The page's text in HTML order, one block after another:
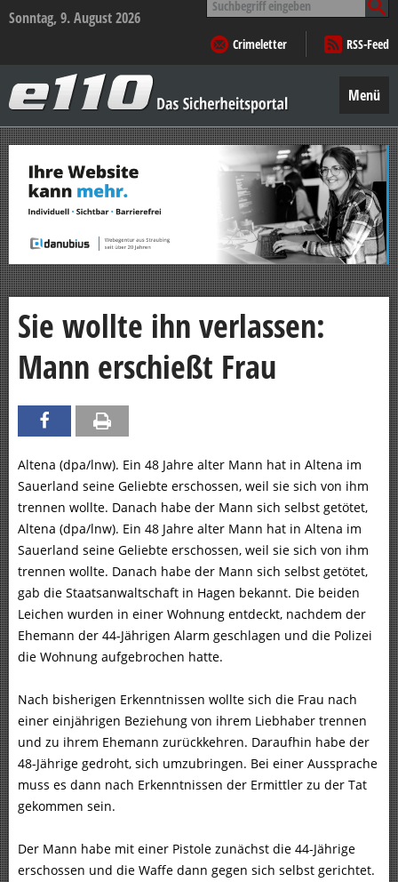
Sonntag, 9. August 2026
nach:
Crimeletter
RSS-Feed
–
Das
Sicherheitsportal
Menü
Zum
Inhalt
springen
Sie wollte ihn verlassen:
Mann erschießt Frau
Altena (dpa/lnw). Ein 48 Jahre alter Mann hat in Altena im
Sauerland seine Geliebte erschossen, weil sie sich von ihm
trennen wollte. Danach habe der Mann sich selbst getötet,
Altena (dpa/lnw). Ein 48 Jahre alter Mann hat in Altena im
Sauerland seine Geliebte erschossen, weil sie sich von ihm
trennen wollte. Danach habe der Mann sich selbst getötet,
gab die Staatsanwaltschaft in Hagen bekannt. Die beiden
Leichen wurden in einer Wohnung entdeckt, nachdem der
Ehemann der 44-Jährigen Alarm geschlagen und die Polizei
die Wohnung aufgebrochen hatte.
Nach bisherigen Erkenntnissen wollte sich die Frau nach
einer einjährigen Beziehung von ihrem Liebhaber trennen
und zu ihrem Ehemann zurückkehren. Daraufhin habe der
48-Jährige gedroht, sich umzubringen. Bei einer Aussprache
muss es dann nach Erkenntnissen der Ermittler zu der Tat
gekommen sein.
Der Mann habe mit einer Pistole zunächst die 44-Jährige
erschossen und die Waffe dann gegen sich selbst gerichtet.